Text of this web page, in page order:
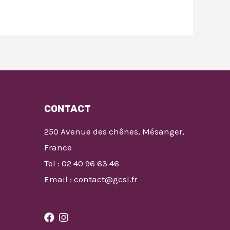
CONTACT
250 Avenue des chênes, Mésanger,
France
Tel : 02 40 96 63 46
Email : contact@gcsl.fr